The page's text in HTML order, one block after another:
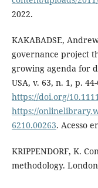
2022.
KAKABADSE,
governance project
growing agenda for
USA, v. 63, n. 1, p.
https://doi.org/
https://
6210.00263. Acesso
KRIPPENDORF, K.
methodology.